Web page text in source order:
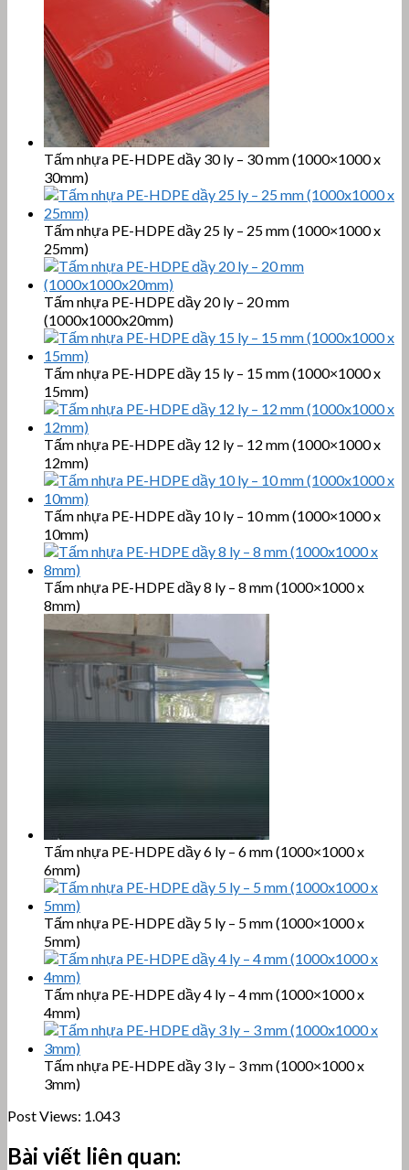
Tấm nhựa PE-HDPE dầy 30 ly – 30 mm (1000×1000 x
30mm)
Tấm nhựa PE-HDPE dầy 25 ly – 25 mm (1000×1000 x
25mm)
Tấm nhựa PE-HDPE dầy 20 ly – 20 mm
(1000x1000x20mm)
Tấm nhựa PE-HDPE dầy 15 ly – 15 mm (1000×1000 x
15mm)
Tấm nhựa PE-HDPE dầy 12 ly – 12 mm (1000×1000 x
12mm)
Tấm nhựa PE-HDPE dầy 10 ly – 10 mm (1000×1000 x
10mm)
Tấm nhựa PE-HDPE dầy 8 ly – 8 mm (1000×1000 x
8mm)
Tấm nhựa PE-HDPE dầy 6 ly – 6 mm (1000×1000 x
6mm)
Tấm nhựa PE-HDPE dầy 5 ly – 5 mm (1000×1000 x
5mm)
Tấm nhựa PE-HDPE dầy 4 ly – 4 mm (1000×1000 x
4mm)
Tấm nhựa PE-HDPE dầy 3 ly – 3 mm (1000×1000 x
3mm)
Post Views: 1.043
Bài viết liên quan: